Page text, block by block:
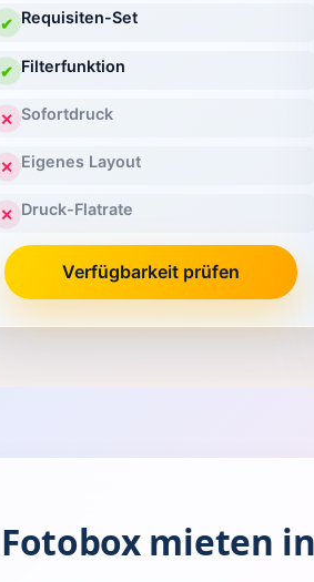
✔ Requisiten-Set
✔ Filterfunktion
✕ Sofortdruck
✕ Eigenes Layout
✕ Druck-Flatrate
Verfügbarkeit prüfen
Fotobox mieten